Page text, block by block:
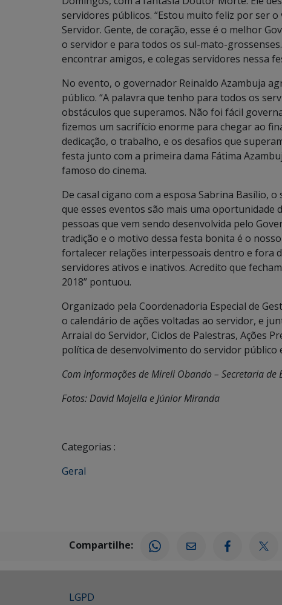
servidores públicos. “Estou muito feliz por ser
Servidor. Gente, de coração, esse é o melhor
o servidor e para todos os sul-mato-
encontrar amigos, e colegas servidores nessa
No evento, o governador Reinaldo Azambuja
público. “A palavra que tenho para todos os
obstáculos que superamos. Não foi fácil
fizemos um sacrifício enorme para chegar ao
dedicação, o trabalho, e os desafios que
festa junto com a primeira dama Fátima
famoso do cinema.
De casal cigano com a esposa Sabrina Basílio,
que esses eventos são mais uma oportunidade
pessoas que vem sendo desenvolvida pelo
tradição e o motivo dessa festa bonita é o
fortalecer relações interpessoais dentro e fora
servidores ativos e inativos. Acredito que
2018” pontuou.
Organizado pela Coordenadoria Especial de
o calendário de ações voltadas ao servidor, e
Arraial do Servidor, Ciclos de Palestras, Ações
política de desenvolvimento do servidor público
Com informações de Mireli Obando – Secretaria
Fotos: David Majella e Júnior Miranda
Categorias :
Geral
Compartilhe:
LGPD